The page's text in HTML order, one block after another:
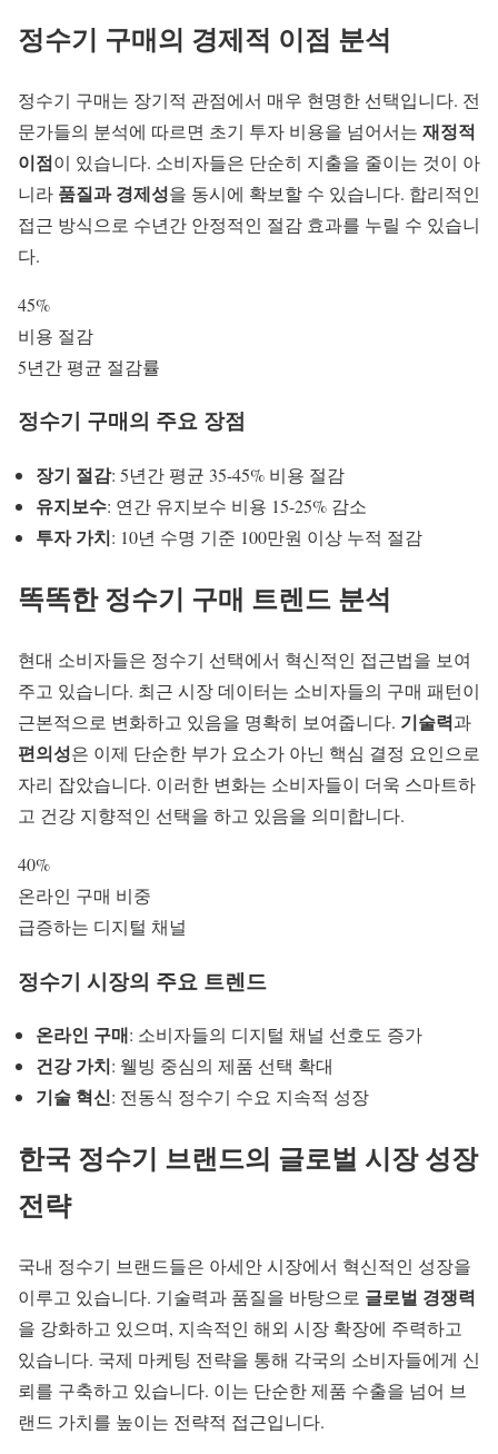
정수기 구매의 경제적 이점 분석
정수기 구매는 장기적 관점에서 매우 현명한 선택입니다. 전
문가들의 분석에 따르면 초기 투자 비용을 넘어서는 재정적
이점이 있습니다. 소비자들은 단순히 지출을 줄이는 것이 아
니라 품질과 경제성을 동시에 확보할 수 있습니다. 합리적인
접근 방식으로 수년간 안정적인 절감 효과를 누릴 수 있습니
다.
45%
비용 절감
5년간 평균 절감률
정수기 구매의 주요 장점
장기 절감: 5년간 평균 35-45% 비용 절감
유지보수: 연간 유지보수 비용 15-25% 감소
투자 가치: 10년 수명 기준 100만원 이상 누적 절감
똑똑한정수기 구매 트렌드 분석
현대 소비자들은 정수기 선택에서 혁신적인 접근법을 보여
주고 있습니다. 최근 시장 데이터는 소비자들의 구매 패턴이
근본적으로 변화하고 있음을 명확히 보여줍니다. 기술력과
편의성은 이제 단순한 부가 요소가 아닌 핵심 결정 요인으로
자리 잡았습니다. 이러한 변화는 소비자들이 더욱 스마트하
고 건강 지향적인 선택을 하고 있음을 의미합니다.
40%
온라인 구매 비중
급증하는 디지털 채널
정수기 시장의 주요 트렌드
온라인 구매: 소비자들의 디지털 채널 선호도 증가
건강 가치: 웰빙 중심의 제품 선택 확대
기술 혁신: 전동식 정수기 수요 지속적 성장
한국 정수기 브랜드의 글로벌 시장 성장
전략
국내 정수기 브랜드들은 아세안 시장에서 혁신적인 성장을
이루고 있습니다. 기술력과 품질을 바탕으로 글로벌 경쟁력
을 강화하고 있으며, 지속적인 해외 시장 확장에 주력하고
있습니다. 국제 마케팅 전략을 통해 각국의 소비자들에게 신
뢰를 구축하고 있습니다. 이는 단순한 제품 수출을 넘어 브
랜드 가치를 높이는 전략적 접근입니다.